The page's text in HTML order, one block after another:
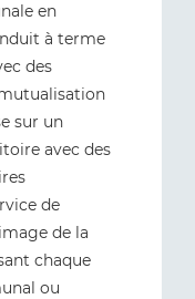
en
à terme
des
sur un
avec des
de
de la
chaque
ou